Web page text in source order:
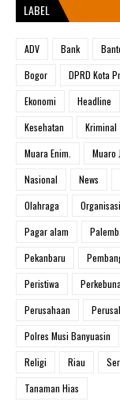
LABEL
ADV Bank
Bogor
DPRD Kota
Ekonomi
Headline
Kesehatan
Kriminal
Muara Enim.
Muaro
Nasional
News
Olahraga
Organisasi
Pagar alam
Pekanbaru
Peristiwa
Perusahaan
Polres Musi Banyuasin
Religi
Riau
Tanaman Hias